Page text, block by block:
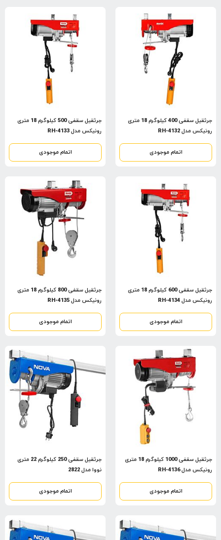
جرثقیل سقفی 400 کیلوگرم 18 متری
رونیکس مدل RH-4132
اتمام موجودی
جرثقیل سقفی 500 کیلوگرم 18 متری
رونیکس مدل RH-4133
اتمام موجودی
جرثقیل سقفی 600 کیلوگرم 18 متری
رونیکس مدل RH-4134
اتمام موجودی
جرثقیل سقفی 800 کیلوگرم 18 متری
رونیکس مدل RH-4135
اتمام موجودی
جرثقیل سقفی 1000 کیلوگرم 18 متری
رونیکس مدل RH-4136
اتمام موجودی
جرثقیل سقفی 250 کیلوگرم 22 متری
نووا مدل 2822
اتمام موجودی